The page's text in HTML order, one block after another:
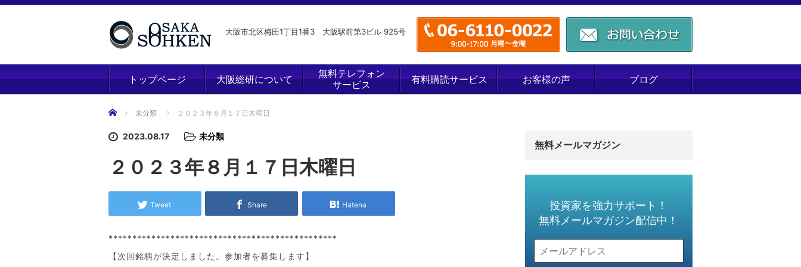
大阪市北区梅田1丁目1番3 大阪駅前第3ビル 925号
トップページ 大阪総研について
無料テレフォン
サービス
有料購読サービス お客様の声 ブログ
ホーム 未分類 ２０２３年８月１７日木曜日
2023.08.17 未分類
２０２３年８月１７日木曜日
Tweet Share Hatena
************************************************
【次回銘柄が決定しました。参加者を募集します】
無料メールマガジン
投資家を強力サポート！
無料メールマガジン配信中！